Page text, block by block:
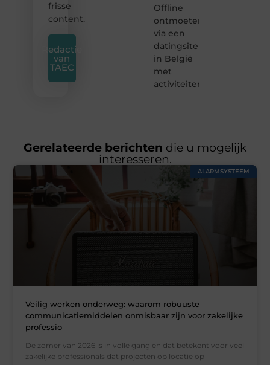
frisse
content.
Redactie
van
TAEC
Offline
ontmoeten
via een
datingsite
in België
met
activiteiten
Gerelateerde berichten die u mogelijk
interesseren.
ALARMSYSTEEM
Veilig werken onderweg: waarom robuuste
communicatiemiddelen onmisbaar zijn voor zakelijke
professio
De zomer van 2026 is in volle gang en dat betekent voor veel
zakelijke professionals dat projecten op locatie op